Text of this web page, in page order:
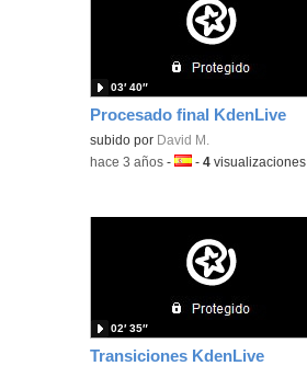
Procesado final KdenLive
Contenido educativo.
subido por David M.
03′ 40″
-hace 3 años -Idioma:
-4 visualizaciones
Transiciones KdenLive
02′ 35″